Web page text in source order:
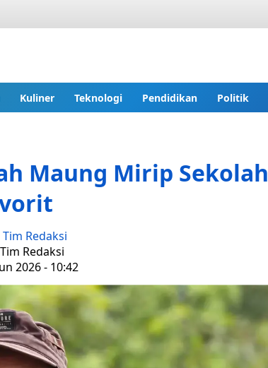
Kuliner Teknologi Pendidikan Politik
Maung Mirip Sekolah
Tim Redaksi
Redaksi
2026 - 10:42